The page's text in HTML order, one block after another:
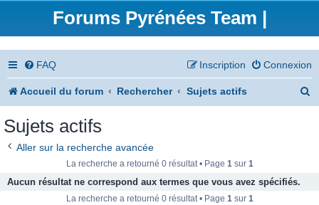
Forums Pyrénées Team |
FAQ Connexion
Inscription
Accueil du forum Rechercher Sujets actifs
Sujets actifs
Aller sur la recherche avancée
La recherche a retourné 0 résultat • Page 1sur 1
Aucun résultat ne correspond aux termes que vous avez spécifiés.
La recherche a retourné 0 résultat • Page 1sur 1